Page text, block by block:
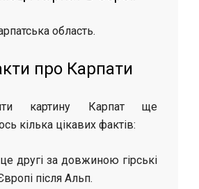
область.
про Карпати
картину Карпат ще
кілька цікавих фактів:
другі за довжиною гірські
після Альп.